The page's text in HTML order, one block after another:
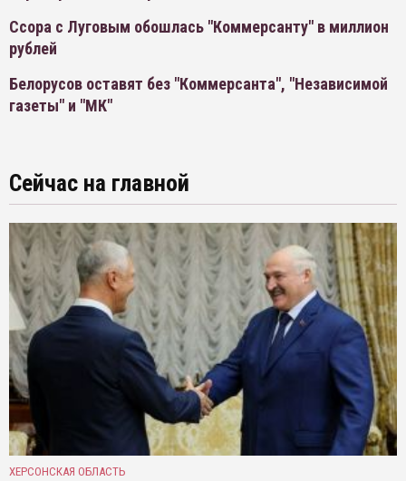
Ссора с Луговым обошлась "Коммерсанту" в миллион
рублей
Белорусов оставят без "Коммерсанта", "Независимой
газеты" и "МК"
Сейчас на главной
ХЕРСОНСКАЯ ОБЛАСТЬ